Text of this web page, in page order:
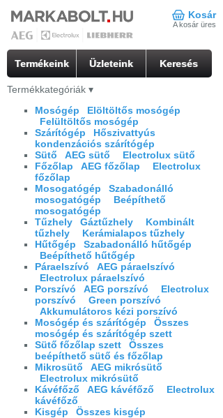
Kosár
A kosár üres
Termékeink Üzleteink Keresés
Termékkategóriák ▾
Mosógép
Elöltöltős mosógép
Felültöltős mosógép
Szárítógép
Hőszivattyús
kondenzációs szárítógép
Sütő
AEG sütő
Electrolux sütő
Főzőlap
AEG főzőlap
Electrolux
főzőlap
Mosogatógép
Szabadonálló
mosogatógép
Beépíthető
mosogatógép
Tűzhely
Gáztűzhely
Kombinált
tűzhely
Kerámialapos tűzhely
Hűtőgép
Szabadonálló hűtőgép
Beépíthető hűtőgép
Páraelszívó
AEG páraelszívó
Electrolux páraelszívó
Porszívó
AEG porszívó
Electrolux
porszívó
Green porszívó
Akkumulátoros kézi porszívó
Mosógép és szárítógép
Összes
mosógép és szárítógép szett
Sütő főzőlap szett
Összes
beépíthető sütő és főzőlap
Mikrosütő
AEG mikrósütő
Electrolux mikrósütő
Kávéfőző
AEG kávéfőző
Electrolux
kávéfőző
Kisgép
Összes kisgép